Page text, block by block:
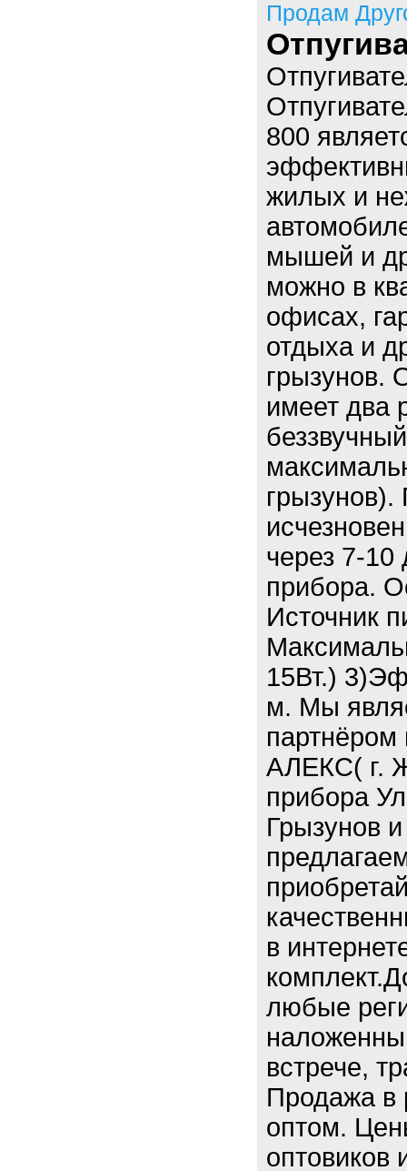
Продам
800
жилых и
мышей и
можно в
офисах,
отдыха и
грызунов.
имеет два
через 7-
прибора.
Источник
15Вт.)
м. Мы
АЛЕКС( г.
прибора
Грызунов
в
любые
встрече,
Продажа в
оптом.
оптовиков